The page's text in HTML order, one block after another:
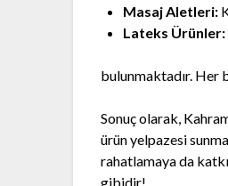
Masaj Aletleri:
Lateks Ürünler:
bulunmaktadır. Her
Sonuç olarak,
ürün yelpazesi
rahatlamaya da
gibidir!